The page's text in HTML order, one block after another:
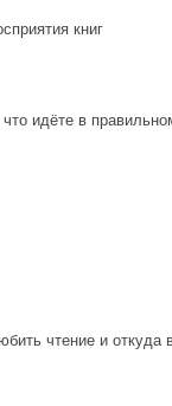
книг
идёте в
чтение и откуда